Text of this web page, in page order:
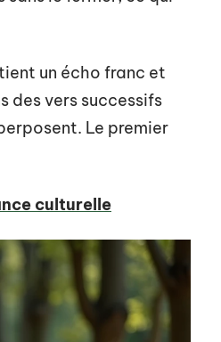
un écho franc et
des vers successifs
Le premier
culturelle